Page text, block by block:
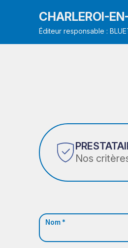
CHARLEROI-
Éditeur responsable :
Nos
Nom *